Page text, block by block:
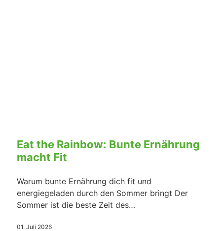
Eat the Rainbow: Bunte Ernährung
macht Fit
Warum bunte Ernährung dich fit und
energiegeladen durch den Sommer bringt Der
Sommer ist die beste Zeit des…
01. Juli 2026